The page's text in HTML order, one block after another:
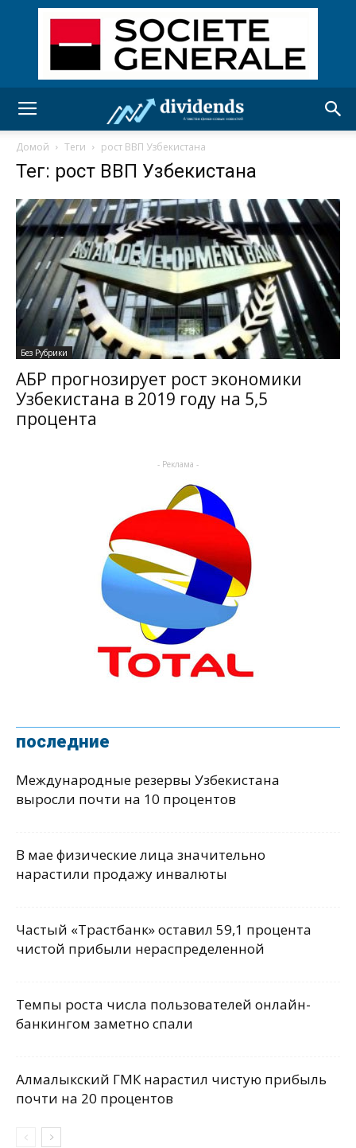
Домой Теги рост ВВП Узбекистана
Тег: рост ВВП Узбекистана
Без Рубрики
АБР прогнозирует рост экономики
Узбекистана в 2019 году на 5,5
процента
- Реклама -
последние
Международные резервы Узбекистана
выросли почти на 10 процентов
В мае физические лица значительно
нарастили продажу инвалюты
Частый «Трастбанк» оставил 59,1 процента
чистой прибыли нераспределенной
Темпы роста числа пользователей онлайн-
банкингом заметно спали
Алмалыкский ГМК нарастил чистую прибыль
почти на 20 процентов